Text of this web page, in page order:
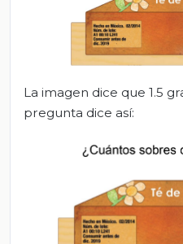
La imagen dice que 1.5
pregunta dice así: